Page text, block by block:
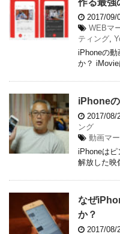
作る最強
2017/09/
WEBマ
ティング,
iPhoneの動
か？
iPhone
2017/08/
ング
動画マ
iPhoneはピ
解放した映
なぜ
か？
2017/08/